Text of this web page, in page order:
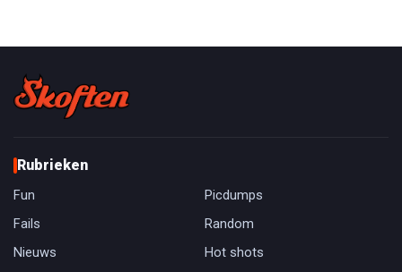
Rubrieken
Fun
Picdumps
Fails
Random
Nieuws
Hot shots